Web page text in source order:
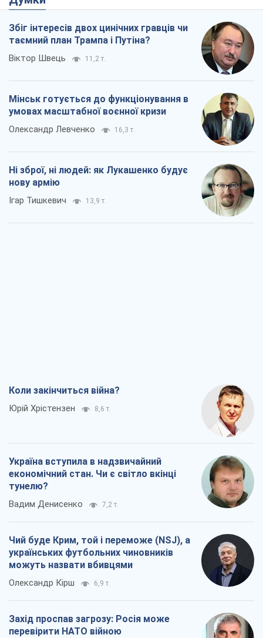
Збіг інтересів двох цинічних гравців чи
таємний план Трампа і Путіна?
Віктор Швець 11,2 т.
Мінськ готується до функціонування в
умовах масштабної воєнної кризи
Олександр Левченко 16,3 т.
Ні зброї, ні людей: як Лукашенко будує
нову армію
Ігар Тишкевич 13,9 т.
Коли закінчиться війна?
Юрій Хрістензен 8,6 т.
Україна вступила в надзвичайний
економічний стан. Чи є світло вкінці
тунелю?
Вадим Денисенко 7,2 т.
Чий буде Крим, той і переможе (NSJ), а
українських футбольних чиновників
можуть назвати вбивцями
Олександр Кірш 6,9 т.
Захід проспав загрозу: Росія може
перевірити НАТО війною